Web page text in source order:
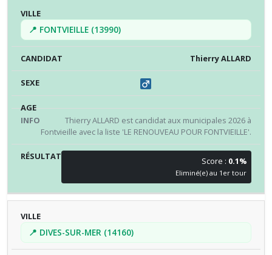
📍 FONTVIEILLE (13990)
Thierry ALLARD
Thierry ALLARD est candidat aux municipales 2026 à
Fontvieille avec la liste 'LE RENOUVEAU POUR FONTVIEILLE'.
Score : 0.1%
Eliminé(e) au 1er tour
📍 DIVES-SUR-MER (14160)